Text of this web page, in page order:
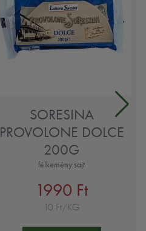
SORESINA
PROVOLONE DOLCE
200G
félkemény sajt
1990 Ft
10 Ft/KG